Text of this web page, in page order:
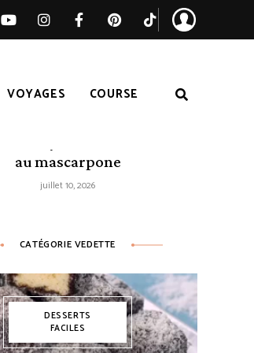
VOYAGES COURSE
au mascarpone
juillet 10, 2026
CATÉGORIE VEDETTE
DESSERTS
FACILES